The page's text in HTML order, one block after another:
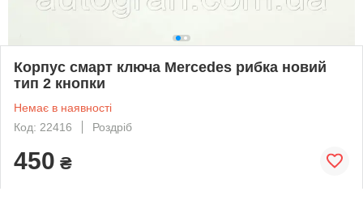
Корпус смарт ключа Mercedes рибка новий
тип 2 кнопки
Немає в наявності
Код: 22416
Роздріб
450 ₴